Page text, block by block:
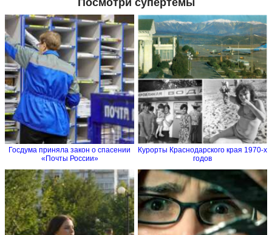
Госдума приняла закон о спасении
«Почты России»
Курорты Краснодарского края 1970-х
годов